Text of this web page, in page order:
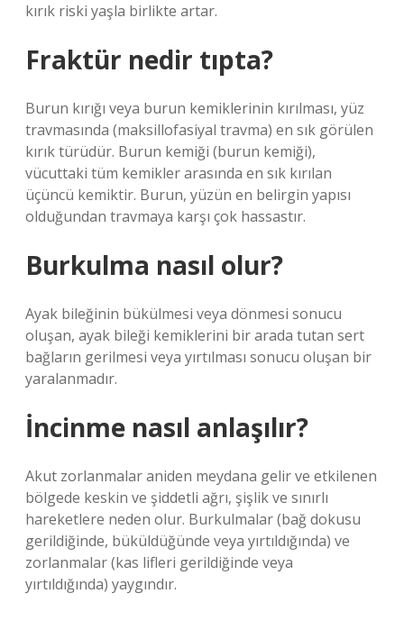
kırık riski yaşla birlikte artar.
Fraktür nedir tıpta?
Burun kırığı veya burun kemiklerinin kırılması, yüz
travmasında (maksillofasiyal travma) en sık görülen
kırık türüdür. Burun kemiği (burun kemiği),
vücuttaki tüm kemikler arasında en sık kırılan
üçüncü kemiktir. Burun, yüzün en belirgin yapısı
olduğundan travmaya karşı çok hassastır.
Burkulma nasıl olur?
Ayak bileğinin bükülmesi veya dönmesi sonucu
oluşan, ayak bileği kemiklerini bir arada tutan sert
bağların gerilmesi veya yırtılması sonucu oluşan bir
yaralanmadır.
İncinme nasıl anlaşılır?
Akut zorlanmalar aniden meydana gelir ve etkilenen
bölgede keskin ve şiddetli ağrı, şişlik ve sınırlı
hareketlere neden olur. Burkulmalar (bağ dokusu
gerildiğinde, büküldüğünde veya yırtıldığında) ve
zorlanmalar (kas lifleri gerildiğinde veya
yırtıldığında) yaygındır.